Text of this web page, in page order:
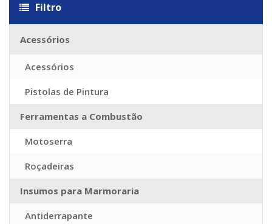
Filtro
Acessórios
Acessórios
Pistolas de Pintura
Ferramentas a Combustão
Motoserra
Roçadeiras
Insumos para Marmoraria
Antiderrapante